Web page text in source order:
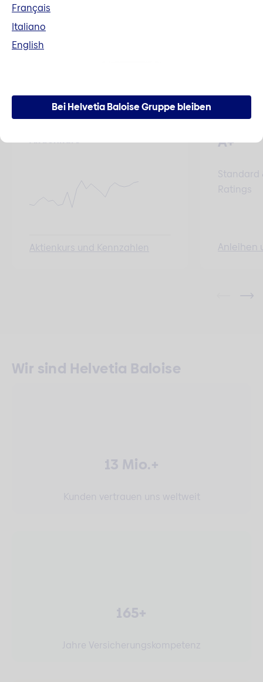
Zahlen und Fakten
Aktienkurs
Aktienkurs und Kennzahlen
A+
Standard
Ratings
Anleihen
Wir sind Helvetia Baloise
13 Mio.+
Kunden vertrauen uns weltweit
165+
Jahre Versicherungskompetenz
Français
Italiano
English
Bei Helvetia Baloise Gruppe bleiben